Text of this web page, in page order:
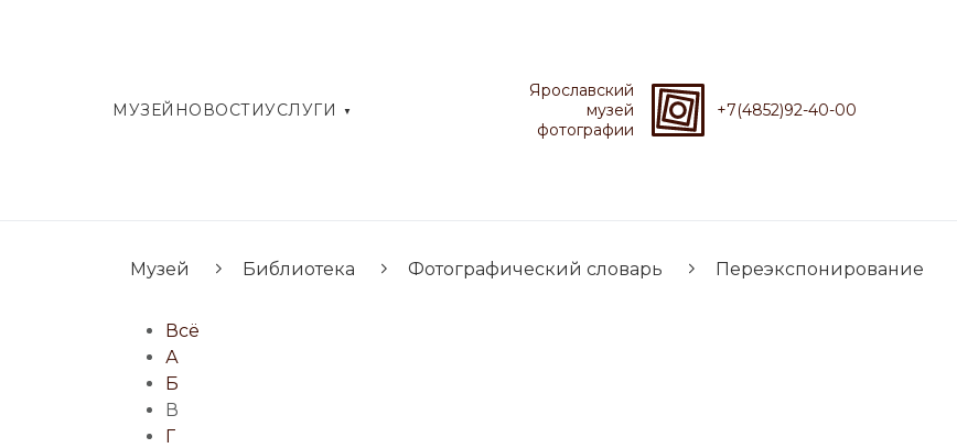
МУЗЕЙ НОВОСТИУСЛУГИ
Ярославский
музей
фотографии
+7(4852)92-40-00
Музей Библиотека Фотографический словарь Переэкспонирование
Всё
А
Б
В
Г